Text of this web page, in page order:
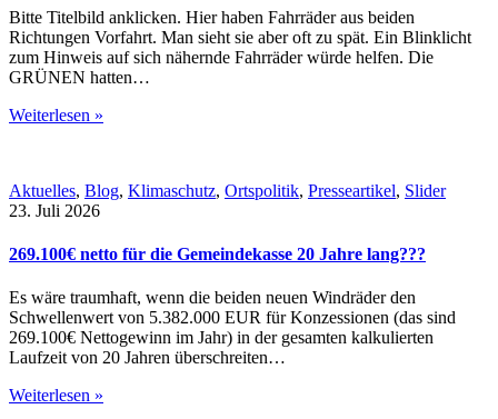
Bitte Titelbild anklicken. Hier haben Fahrräder aus beiden
Richtungen Vorfahrt. Man sieht sie aber oft zu spät. Ein Blinklicht
zum Hinweis auf sich nähernde Fahrräder würde helfen. Die
GRÜNEN hatten…
Weiterlesen »
Aktuelles, Blog, Klimaschutz, Ortspolitik, Presseartikel, Slider
23. Juli 2026
269.100€ netto für die Gemeindekasse 20 Jahre lang???
Es wäre traumhaft, wenn die beiden neuen Windräder den
Schwellenwert von 5.382.000 EUR für Konzessionen (das sind
269.100€ Nettogewinn im Jahr) in der gesamten kalkulierten
Laufzeit von 20 Jahren überschreiten…
Weiterlesen »